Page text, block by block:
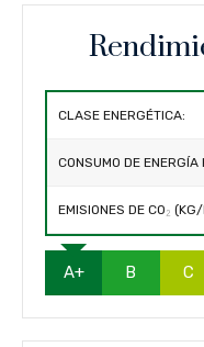
CLASE ENERGÉTICA:
CONSUMO DE
EMISIONES DE CO₂
A+ B C